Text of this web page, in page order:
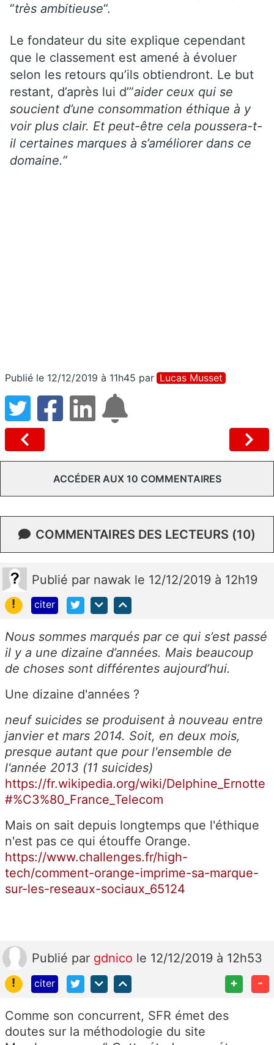
“très ambitieuse“.
Le fondateur du site explique cependant
que le classement est amené à évoluer
selon les retours qu’ils obtiendront. Le but
restant, d’après lui d’”aider ceux qui se
soucient d’une consommation éthique à y
voir plus clair. Et peut-être cela poussera-t-
il certaines marques à s’améliorer dans ce
domaine.”
Publié le 12/12/2019 à 11h45 par Lucas Musset
ACCÉDER AUX 10 COMMENTAIRES
COMMENTAIRES DES LECTEURS (10)
Publié par nawak le 12/12/2019 à 12h19
!
citer
Nous sommes marqués par ce qui s’est passé
il y a une dizaine d’années. Mais beaucoup
de choses sont différentes aujourd’hui.
Une dizaine d'années ?
neuf suicides se produisent à nouveau entre
janvier et mars 2014. Soit, en deux mois,
presque autant que pour l'ensemble de
l'année 2013 (11 suicides)
https://fr.wikipedia.org/wiki/Delphine_Ernotte
#%C3%80_France_Telecom
Mais on sait depuis longtemps que l'éthique
n'est pas ce qui étouffe Orange.
https://www.challenges.fr/high-
tech/comment-orange-imprime-sa-marque-
sur-les-reseaux-sociaux_65124
Publié par gdnico le 12/12/2019 à 12h53
!
citer + -
Comme son concurrent, SFR émet des
doutes sur la méthodologie du site